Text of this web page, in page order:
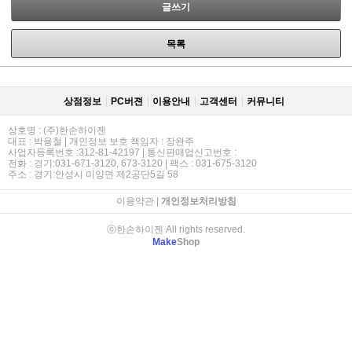
글쓰기
목록
상점정보 PC버젼 이용안내 고객센터 커뮤니티
상호명 : (주)한손하이젠
대표 : 박용철 | 개인정보 보호 책임자 : 장완주
사업자등록번호 :312-81-42197 | 통신판매업신고번호 :
전화 : 경기:031-671-3120, 673-3120 | 팩스 : 031-675-3120
주소 : 경기:안성시 미양면 제2공단5길 58
이용약관| 개인정보처리방침
ⓒ한손하이젠 All rights reserved.
MakeShop